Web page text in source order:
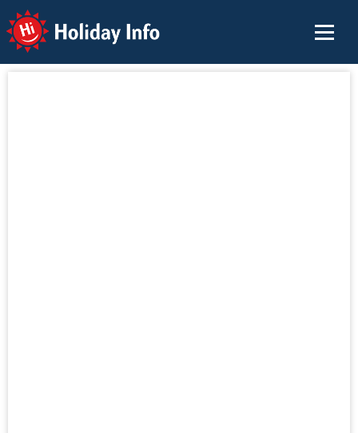
Holiday Info